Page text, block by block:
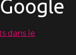
dans le